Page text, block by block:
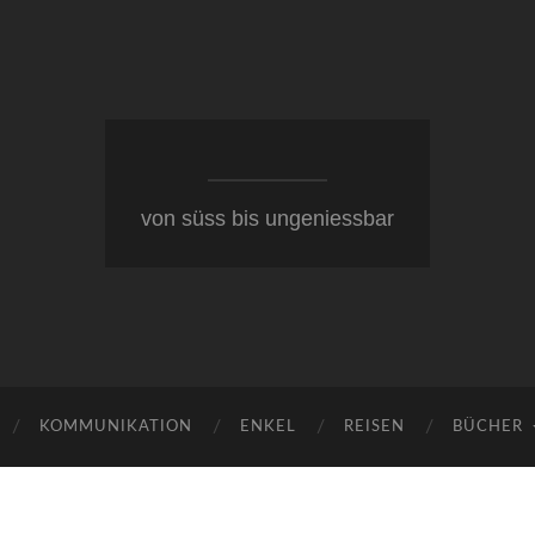
von süss bis ungeniessbar
KOMMUNIKATION ENKEL REISEN BÜCHER